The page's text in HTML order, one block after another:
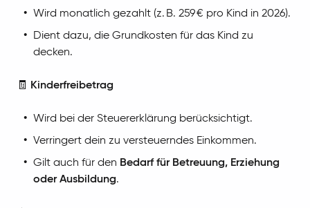
Wird monatlich gezahlt (z. B. 259 € pro Kind in 2026).
Dient dazu, die Grundkosten für das Kind zu
decken.
🧾 Kinderfreibetrag
Wird bei der Steuererklärung berücksichtigt.
Verringert dein zu versteuerndes Einkommen.
Gilt auch für den Bedarf für Betreuung, Erziehung
oder Ausbildung.